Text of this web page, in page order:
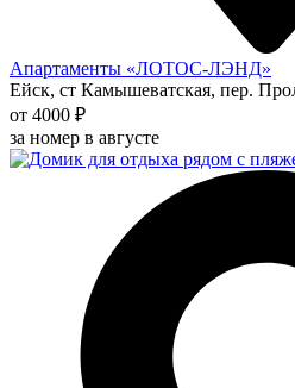
Апартаменты «ЛОТОС-ЛЭНД»
Ейск, ст Камышеватская, пер.
от 4000 ₽
за номер в августе